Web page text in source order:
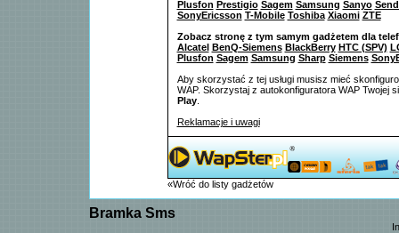
Plusfon Prestigio Sagem Samsung Sanyo
SonyEricsson T-Mobile Toshiba Xiaomi ZTE
Zobacz stronę z tym samym gadżetem dla
Alcatel BenQ-Siemens BlackBerry HTC (SPV)
Plusfon Sagem Samsung Sharp Siemens
Aby skorzystać z tej usługi musisz mieć
WAP. Skorzystaj z autokonfiguratora WAP Twojej
Play.
Reklamacje i uwagi
«Wróć do listy gadżetów
Bramka Sms